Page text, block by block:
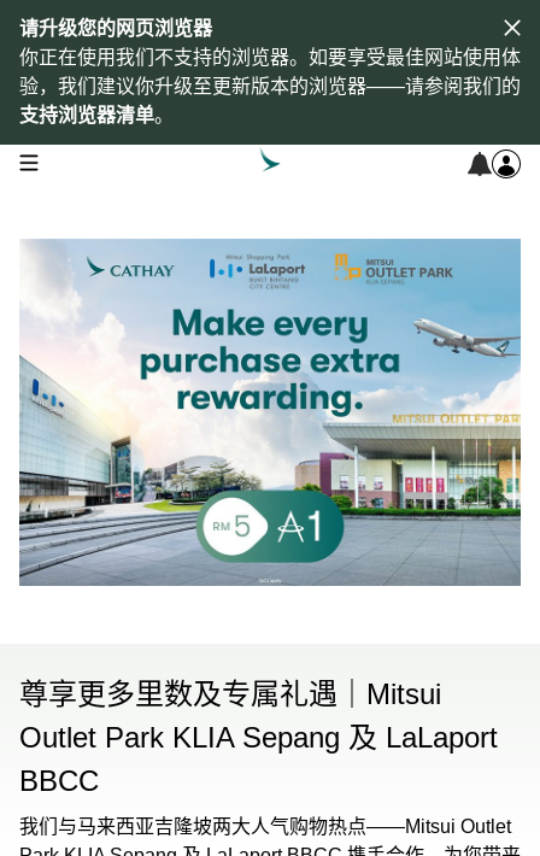
请升级您的网页浏览器
你正在使用我们不支持的浏览器。如要享受最佳网站使用体
验，我们建议你升级至更新版本的浏览器——请参阅我们的
支持浏览器清单。
open navigation menu
尊享更多里数及专属礼遇｜Mitsui
Outlet Park KLIA Sepang 及 LaLaport
BBCC
我们与马来西亚吉隆坡两大人气购物热点——Mitsui Outlet